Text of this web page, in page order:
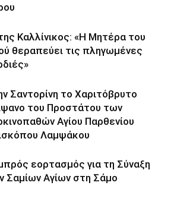
Καλλίνικος: «Η Μητέρα του
θεραπεύει τις πληγωμένες
Σαντορίνη το Χαριτόβρυτο
του Προστάτου των
Αγίου Παρθενίου
Λαμψάκου
εορτασμός για τη Σύναξη
Σαμίων Αγίων στη Σάμο